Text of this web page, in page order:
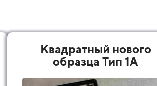
Квадратный нового
образца Тип 1А